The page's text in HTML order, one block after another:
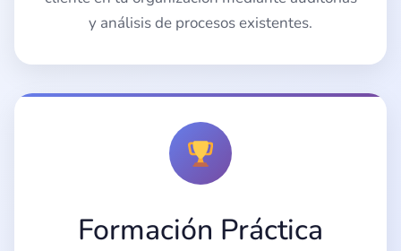
y análisis de procesos existentes.
Formación Práctica